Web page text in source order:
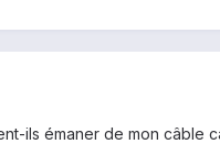
ils émaner de mon câble